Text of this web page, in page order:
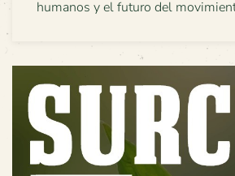
humanos y el futuro del